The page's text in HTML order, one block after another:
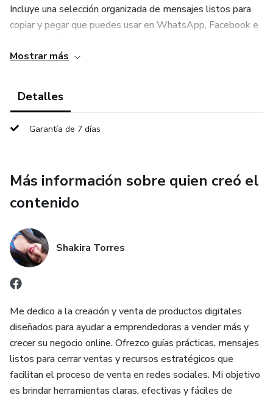
Incluye una selección organizada de mensajes listos para
copiar y pegar que puedes usar en WhatsApp, Facebook e
confianza, resolver dudas y guiar al cliente hasta el pago
Dentro del kit encontrarás:
• Mensajes de bienvenida profesional
• Seguimientos estratégicos (para no perder ventas)
• Mensajes para manejar objeciones comunes
• Textos de urgencia y escasez
• Mensajes directos de cierre
• Mensaje de agradecimiento post venta
Este material es ideal para emprendedoras, consultoras,
vendedoras por redes sociales y dueñas de pequeños
negocios que desean vender más sin complicarse.
Mostrar más
Detalles
Garantía de 7 días
Más información sobre quien creó el
contenido
Shakira Torres
Me dedico a la creación y venta de productos digitales
diseñados para ayudar a emprendedoras a vender más y
crecer su negocio online. Ofrezco guías prácticas, mensajes
listos para cerrar ventas y recursos estratégicos que
facilitan el proceso de venta en redes sociales. Mi objetivo
es brindar herramientas claras, efectivas y fáciles de